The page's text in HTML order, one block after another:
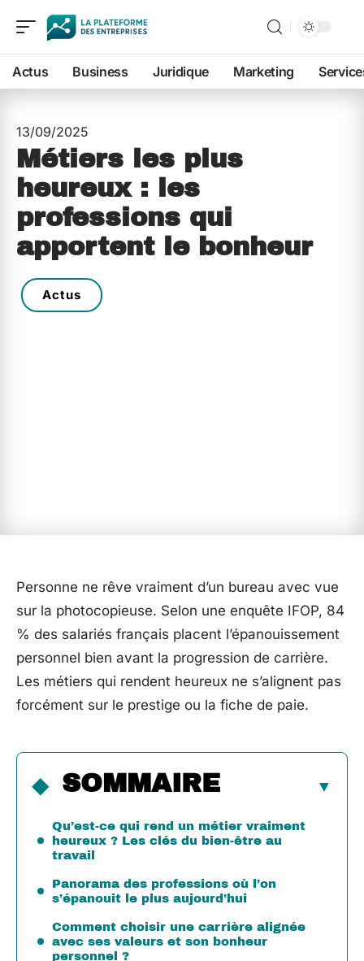
Actus Business Juridique Marketing
13/09/2025
Métiers les plus
heureux : les
professions qui
apportent le bonheur
Actus
Personne ne rêve vraiment d’un bureau avec vue
sur la photocopieuse. Selon une enquête IFOP, 84
% des salariés français placent l’épanouissement
personnel bien avant la progression de carrière.
Les métiers qui rendent heureux ne s’alignent pas
forcément sur le prestige ou la fiche de paie.
SOMMAIRE
Qu’est-ce qui rend un métier vraiment
heureux ? Les clés du bien-être au
travail
Panorama des professions où l’on
s’épanouit le plus aujourd’hui
Comment choisir une carrière alignée
avec ses valeurs et son bonheur
personnel ?